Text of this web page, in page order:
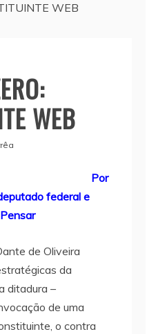
WEB
WEB
Por
federal e
de Oliveira
da
ditadura –
de uma
o contra